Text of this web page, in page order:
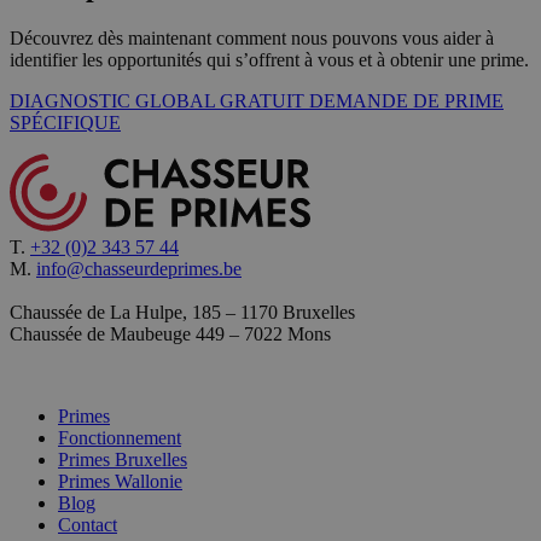
Découvrez dès maintenant comment nous pouvons vous aider à
identifier les opportunités qui s’offrent à vous et à obtenir une prime.
DIAGNOSTIC GLOBAL GRATUIT DEMANDE DE PRIME
SPÉCIFIQUE
T. +32 (0)2 343 57 44
M. info@chasseurdeprimes.be
Chaussée de La Hulpe, 185 – 1170 Bruxelles
Chaussée de Maubeuge 449 – 7022 Mons
Primes
Fonctionnement
Primes Bruxelles
Primes Wallonie
Blog
Contact